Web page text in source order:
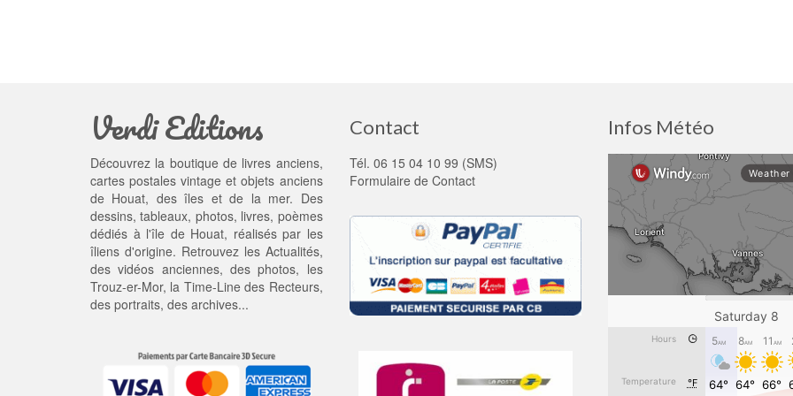
Verdi Editions
Découvrez la boutique de livres anciens,
cartes postales vintage et objets anciens
de Houat, des îles et de la mer. Des
dessins, tableaux, photos, livres, poèmes
dédiés à l'île de Houat, réalisés par les
îliens d'origine. Retrouvez les Actualités,
desvidéos anciennes, desphotos, les
Trouz-er-Mor, la Time-Line des Recteurs,
des portraits, des archives...
Contact
Tél. 06 15 04 10 99 (SMS)
Formulaire de Contact
Infos Météo